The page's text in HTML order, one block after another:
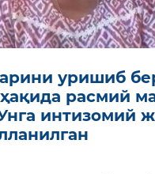
уришиб
расмий
интизомий